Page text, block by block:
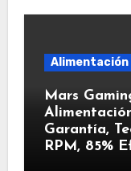
Alimentación
Mars
Garantía,
RPM, 85%